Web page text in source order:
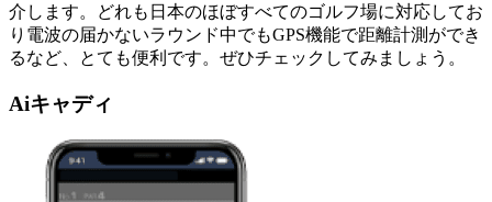
介します。どれも日本のほぼすべてのゴルフ場に対応してお
り電波の届かないラウンド中でもGPS機能で距離計測ができ
るなど、とても便利です。ぜひチェックしてみましょう。
Aiキャディ